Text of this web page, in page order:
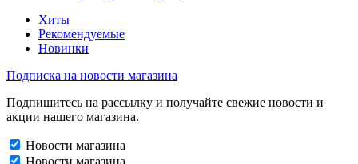
Хиты
Рекомендуемые
Новинки
Подписка на новости магазина
Подпишитесь на рассылку и получайте свежие новости и
акции нашего магазина.
Новости магазина
Новости магазина